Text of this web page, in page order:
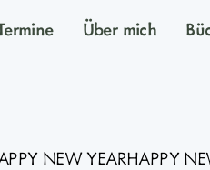
Über mich
NEW YEARHAPPY